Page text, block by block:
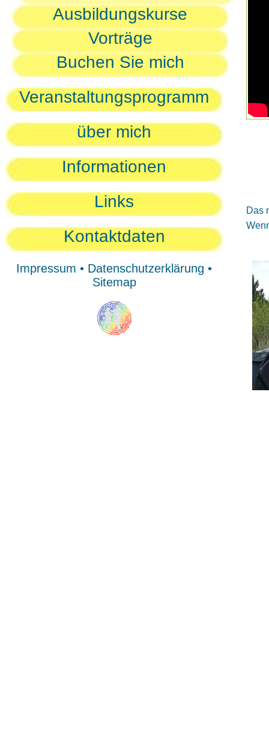
Ausbildungskurse
Vorträge
Buchen Sie mich
Veranstaltungsprogramm
über mich
Informationen
Links
Kontaktdaten
Impressum • Datenschutzerklärung •
Sitemap
Das